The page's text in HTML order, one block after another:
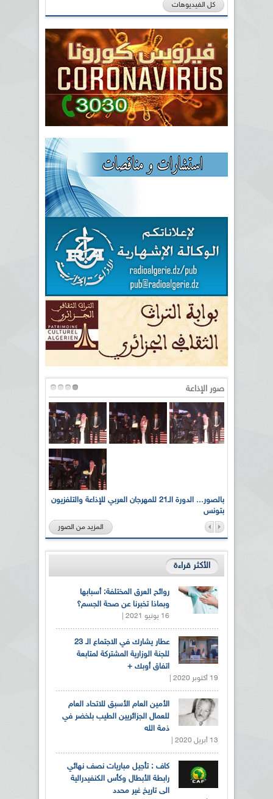
كل الفيديوهات
صور الإذاعة
بالصور... الدورة الـ21 للمهرجان العربي للإذاعة والتلفزيون
بتونس
المزيد من الصور
الأكثر قراءة
روائح العرق المختلفة: أسبابها
وبماذا تخبرنا عن صحة الجسم؟
16 يونيو 2021 |
عطار يشارك في الاجتماع الـ 23
للجنة الوزارية المشتركة لمتابعة
اتفاق أوبك +
19 أكتوبر 2020 |
الأمين العام الأسبق للاتحاد العام
للعمال الجزائريين الطيب بلخضر في
ذمة الله
13 أبريل 2020 |
كاف : تأجيل مباريات نصف نهائي
رابطة الأبطال وكأس الكنفيدرالية
الى تاريخ غير محدد